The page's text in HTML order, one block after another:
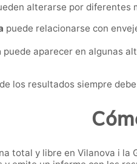
alterarse por diferentes
puede relacionarse con
puede aparecer en algunas
los resultados siempre
total y libre en Vilanova i